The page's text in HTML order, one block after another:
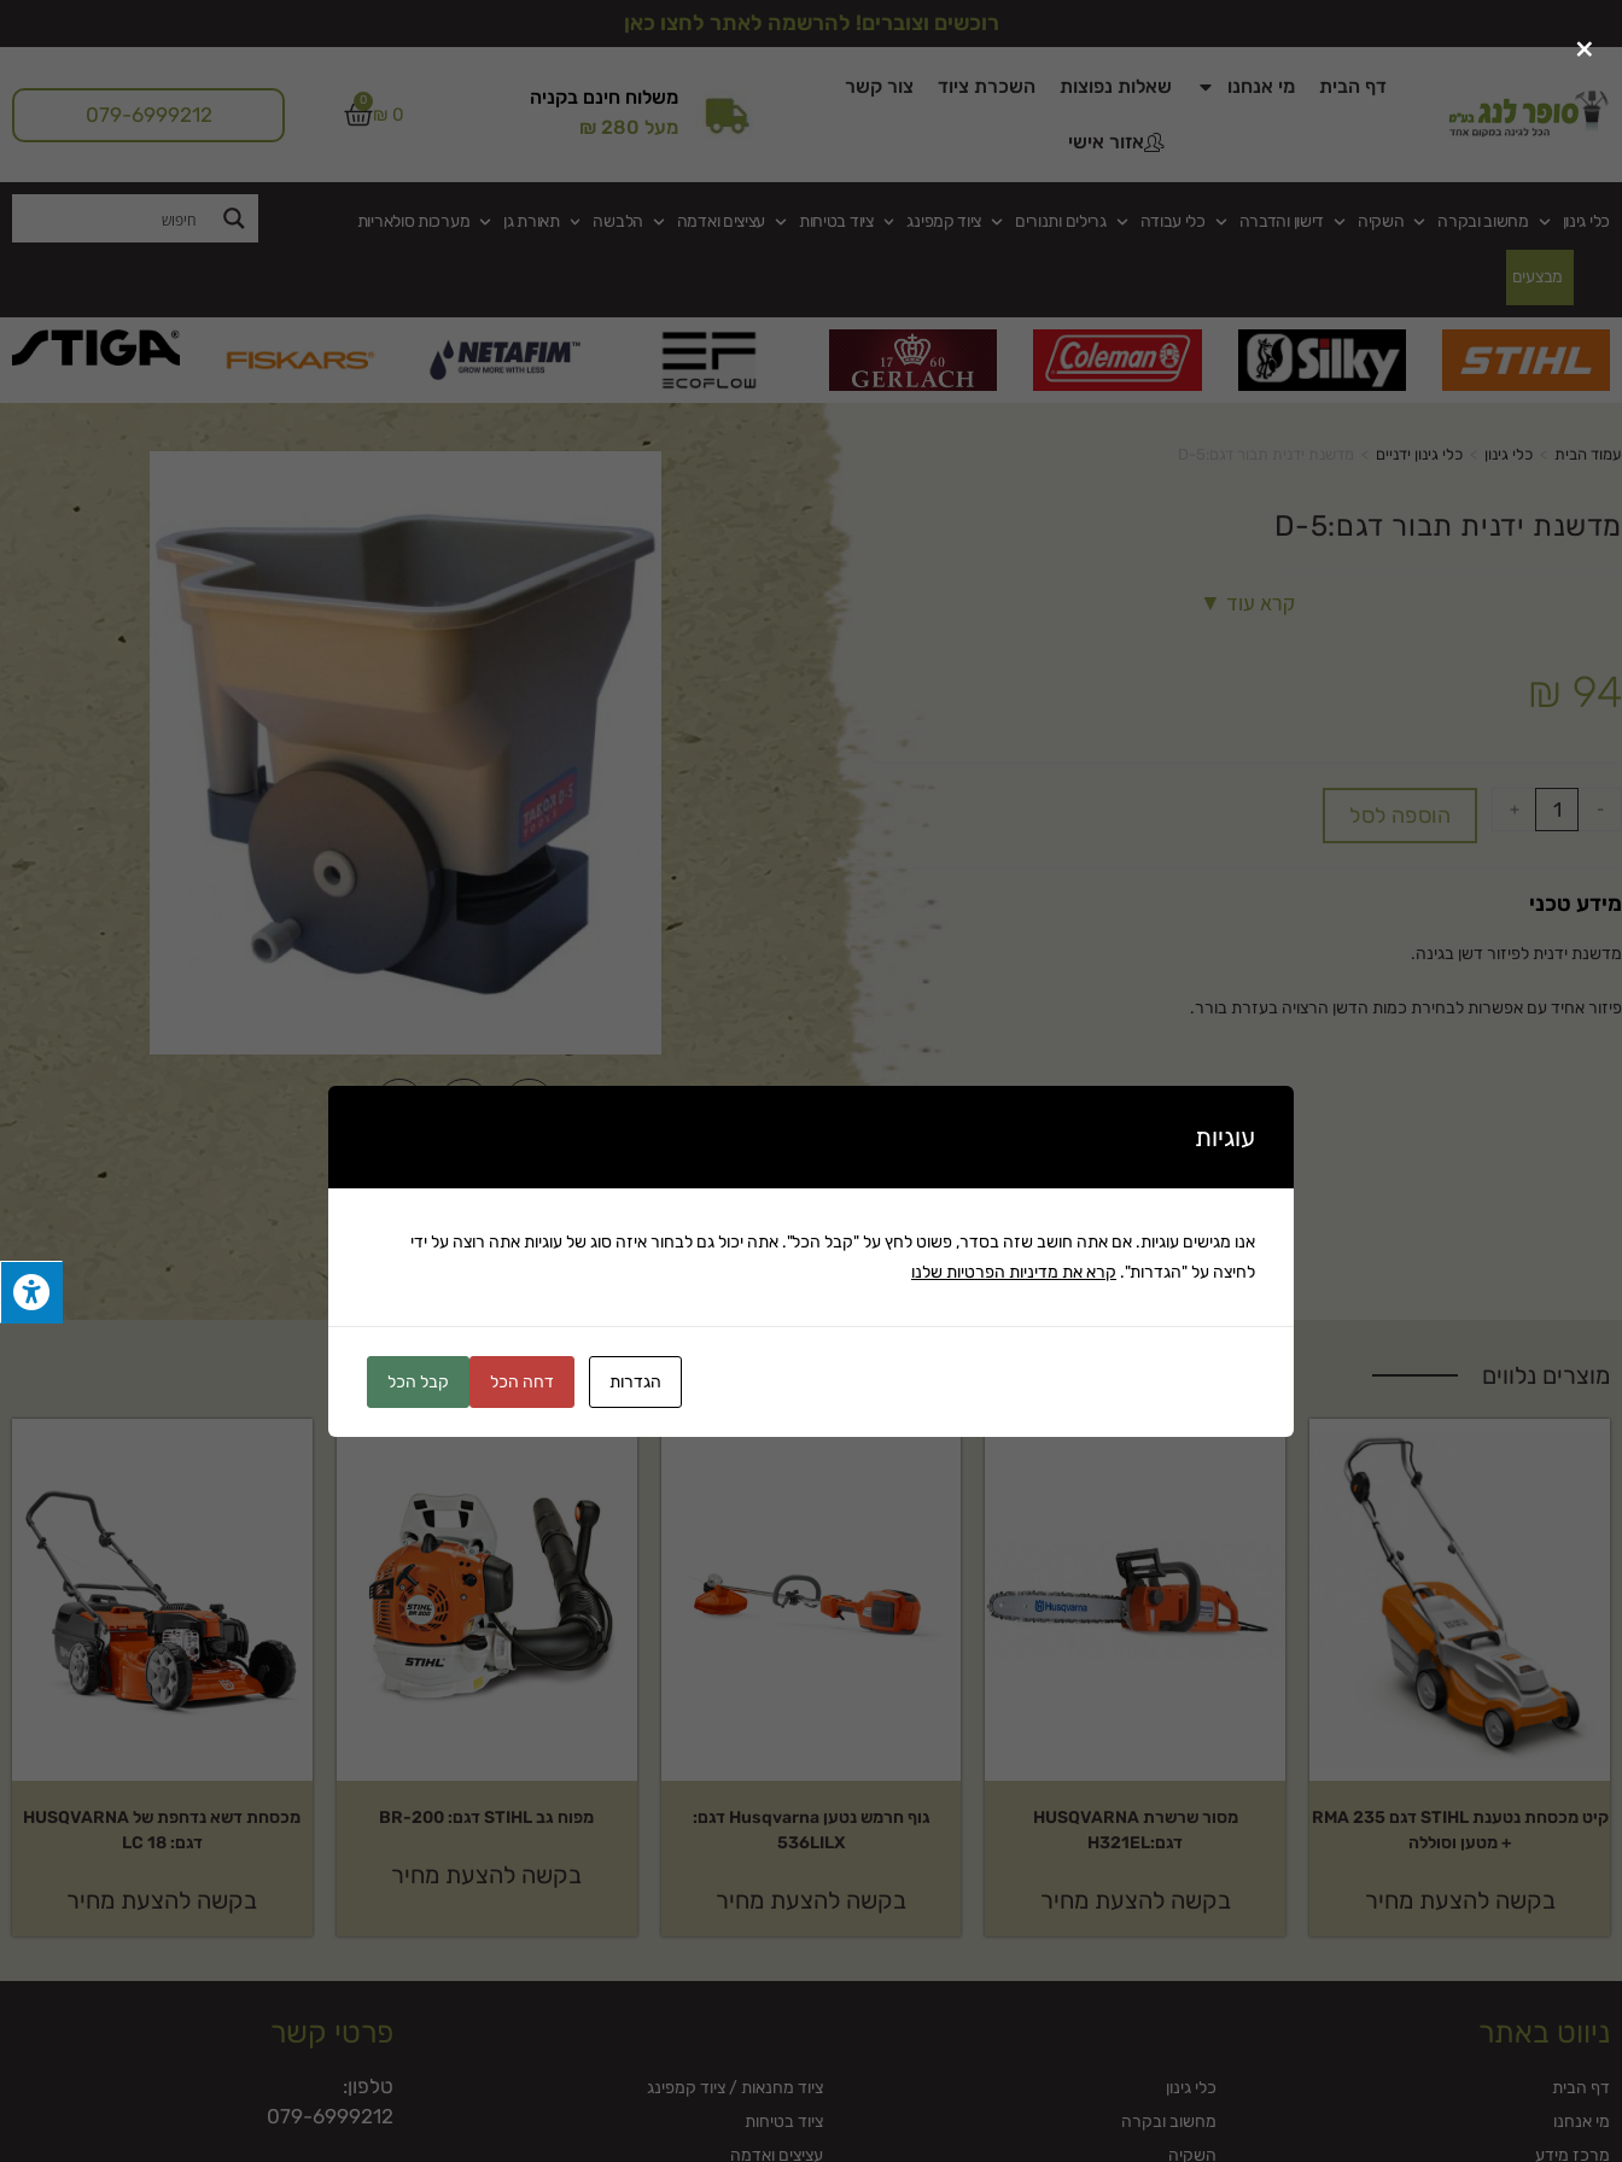
רוכשים וצוברים! להרשמה לאתר לחצו כאן
דף הבית מי אנחנו שאלות נפוצות השכרת ציוד צור קשר
אזור אישי
משלוח חינם בקניה
מעל 280 ₪
₪0
0
079-6999212
כלי גינון מחשוב ובקרה השקיה דישון והדברה כלי עבודה גרילים ותנורים ציוד קמפינג ציוד בטיחות עציצים ואדמה הלבשה תאורת גן מערכות סולאריות
מבצעים
עמוד הבית כלי גינון כלי גינון ידניים
מדשנת ידנית תבור דגם:D-5
קרא עוד ▼
₪ 94
-
+ הוספה לסל
מידע טכני
מדשנת ידנית לפיזור דשן בגינה.
פיזור אחיד עם אפשרות לבחירת כמות הדשן הרצויה בעזרת בורר.
שתף:
זמן אספקה:עד 8 ימי עסקים
מוצרים נלווים
קיט מכסחת נטענת STIHL דגם RMA 235
+ מטען וסוללה
בקשה להצעת מחיר
מסור שרשרת HUSQVARNA
דגם:H321EL
בקשה להצעת מחיר
גוף חרמש נטען Husqvarna דגם:
536LILX
בקשה להצעת מחיר
מפוח גב STIHL דגם: BR-200
בקשה להצעת מחיר
מכסחת דשא נדחפת של HUSQVARNA
דגם: LC 18
בקשה להצעת מחיר
ניווט באתר
דף הבית
מי אנחנו
מרכז מידע
כלי גינון
מחשוב ובקרה
השקיה
ציוד מחנאות / ציוד קמפינג
ציוד בטיחות
עציצים ואדמה
פרטי קשר
טלפון:
079-6999212
×
עוגיות
אנו מגישים עוגיות. אם אתה חושב שזה בסדר, פשוט לחץ על "קבל הכל". אתה יכול גם לבחור איזה סוג של עוגיות אתה רוצה על ידי
לחיצה על "הגדרות". קרא את מדיניות הפרטיות שלנו
הגדרות דחה הכל קבל הכל